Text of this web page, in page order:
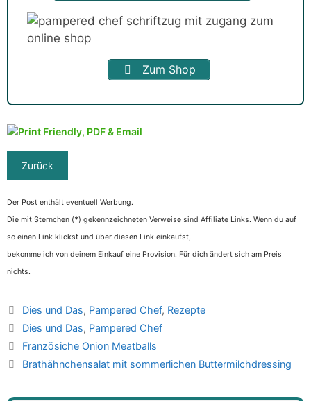
Zum Shop
Der Post enthält eventuell Werbung.
Die mit Sternchen (*) gekennzeichneten Verweise sind Affiliate Links. Wenn du auf
so einen Link klickst und über diesen Link einkaufst,
bekomme ich von deinem Einkauf eine Provision. Für dich ändert sich am Preis
nichts.
Kategorien
Dies und Das, Pampered Chef, Rezepte
Schlagwörter
Dies und Das, Pampered Chef
Französiche Onion Meatballs
Brathähnchensalat mit sommerlichen Buttermilchdressing